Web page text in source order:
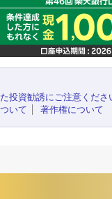
投資勧誘にご注意くださ
いて
著作権について